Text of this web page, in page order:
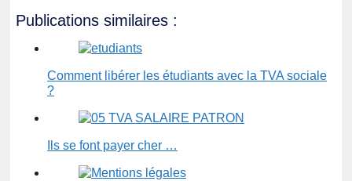
Publications similaires :
Comment libérer les étudiants avec la TVA sociale
?
Ils se font payer cher …